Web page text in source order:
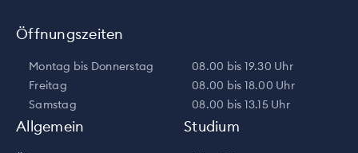
Allgemein Studium
Öffnungszeiten
Montag bis Donnerstag
08.00 bis 19.30 Uhr
Freitag
08.00 bis 18.00 Uhr
Samstag
08.00 bis 13.15 Uhr